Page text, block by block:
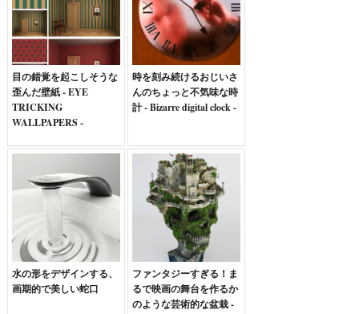
目の錯覚を起こしそうな
歪んだ壁紙 - EYE
TRICKING
WALLPAPERS -
時を刻み続けるおじいさ
んのちょっと不気味な時
計 - Bizarre digital clock -
水の形をデザインする、
画期的で美しい蛇口
ファンタジーすぎる！ま
るで映画の舞台を作るか
のような芸術的な盆栽 -